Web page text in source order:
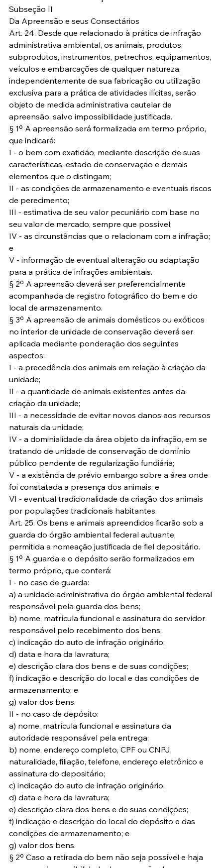
Subseção II
Da Apreensão e seus Consectários
Art. 24. Desde que relacionado à prática de infração
administrativa ambiental, os animais, produtos,
subprodutos, instrumentos, petrechos, equipamentos,
veículos e embarcações de qualquer natureza,
independentemente de sua fabricação ou utilização
exclusiva para a prática de atividades ilícitas, serão
objeto de medida administrativa cautelar de
apreensão, salvo impossibilidade justificada.
§ 1º A apreensão será formalizada em termo próprio,
que indicará:
I - o bem com exatidão, mediante descrição de suas
características, estado de conservação e demais
elementos que o distingam;
II - as condições de armazenamento e eventuais riscos
de perecimento;
III - estimativa de seu valor pecuniário com base no
seu valor de mercado, sempre que possível;
IV - as circunstâncias que o relacionam com a infração;
e
V - informação de eventual alteração ou adaptação
para a prática de infrações ambientais.
§ 2º A apreensão deverá ser preferencialmente
acompanhada de registro fotográfico do bem e do
local de armazenamento.
§ 3º A apreensão de animais domésticos ou exóticos
no interior de unidade de conservação deverá ser
aplicada mediante ponderação dos seguintes
aspectos:
I - a precedência dos animais em relação à criação da
unidade;
II - a quantidade de animais existentes antes da
criação da unidade;
III - a necessidade de evitar novos danos aos recursos
naturais da unidade;
IV - a dominialidade da área objeto da infração, em se
tratando de unidade de conservação de domínio
público pendente de regularização fundiária;
V - a existência de prévio embargo sobre a área onde
foi constatada a presença dos animais; e
VI - eventual tradicionalidade da criação dos animais
por populações tradicionais habitantes.
Art. 25. Os bens e animais apreendidos ficarão sob a
guarda do órgão ambiental federal autuante,
permitida a nomeação justificada de fiel depositário.
§ 1º A guarda e o depósito serão formalizados em
termo próprio, que conterá:
I - no caso de guarda:
a) a unidade administrativa do órgão ambiental federal
responsável pela guarda dos bens;
b) nome, matrícula funcional e assinatura do servidor
responsável pelo recebimento dos bens;
c) indicação do auto de infração originário;
d) data e hora da lavratura;
e) descrição clara dos bens e de suas condições;
f) indicação e descrição do local e das condições de
armazenamento; e
g) valor dos bens.
II - no caso de depósito:
a) nome, matrícula funcional e assinatura da
autoridade responsável pela entrega;
b) nome, endereço completo, CPF ou CNPJ,
naturalidade, filiação, telefone, endereço eletrônico e
assinatura do depositário;
c) indicação do auto de infração originário;
d) data e hora da lavratura;
e) descrição clara dos bens e de suas condições;
f) indicação e descrição do local do depósito e das
condições de armazenamento; e
g) valor dos bens.
§ 2º Caso a retirada do bem não seja possível e haja